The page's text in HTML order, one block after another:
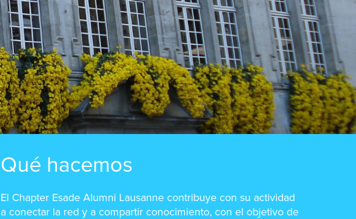
Qué hacemos
El Chapter Esade Alumni Lausanne contribuye con su actividad
a conectar la red y a compartir conocimiento, con el objetivo de